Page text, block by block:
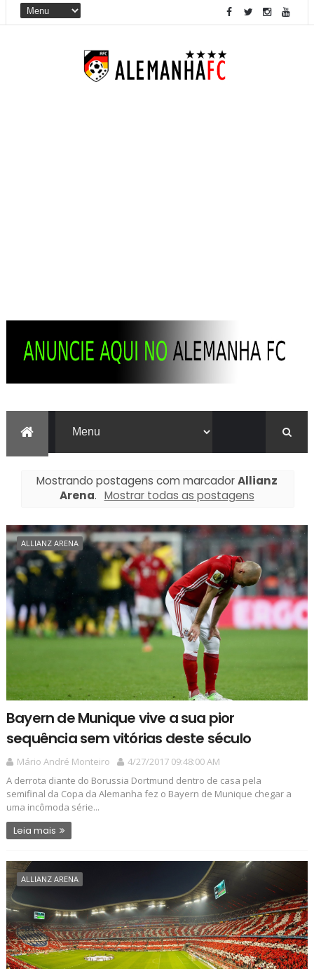
Mostrando postagens com marcadorAllianz
Arena. Mostrar todas as postagens
ALLIANZ ARENA
Bayern de Munique vive a sua pior
sequência sem vitórias deste século
Mário André Monteiro
4/27/2017 09:48:00 AM
A derrota diante do Borussia Dortmund dentro de casa pela
semifinal da Copa da Alemanha fez o Bayern de Munique chegar a
uma incômoda série...
Leia mais
ALLIANZ ARENA